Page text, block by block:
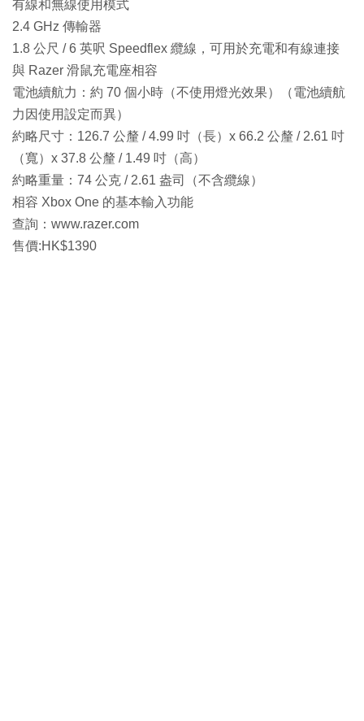
有線和無線使用模式
2.4 GHz 傳輸器
1.8 公尺 / 6 英呎 Speedflex 纜線，可用於充電和有線連接
與 Razer 滑鼠充電座相容
電池續航力：約 70 個小時（不使用燈光效果）（電池續航
力因使用設定而異）
約略尺寸：126.7 公釐 / 4.99 吋（長）x 66.2 公釐 / 2.61 吋
（寬）x 37.8 公釐 / 1.49 吋（高）
約略重量：74 公克 / 2.61 盎司（不含纜線）
相容 Xbox One 的基本輸入功能
查詢：www.razer.com
售價:HK$1390